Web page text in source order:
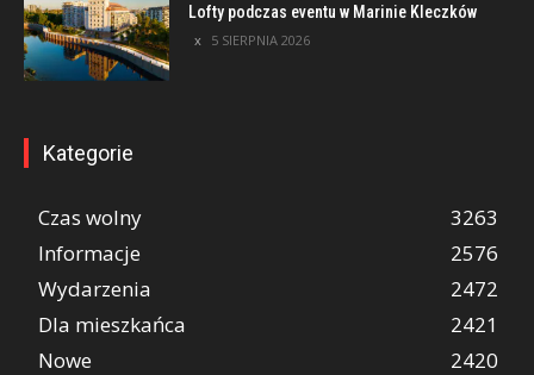
Lofty podczas eventu w Marinie Kleczków
5 SIERPNIA 2026
Kategorie
Czas wolny
3263
Informacje
2576
Wydarzenia
2472
Dla mieszkańca
2421
Nowe
2420